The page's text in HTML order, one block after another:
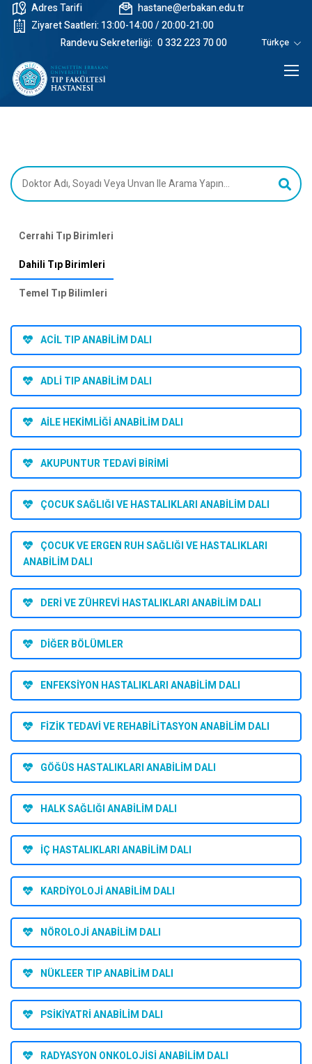
Adres Tarifi
hastane@erbakan.edu.tr
Ziyaret Saatleri: 13:00-14:00 / 20:00-21:00
Randevu Sekreterliği: 0 332 223 70 00 Türkçe
Cerrahi Tıp Birimleri
Dahili Tıp Birimleri
Temel Tıp Bilimleri
ACİL TIP ANABİLİM DALI
ADLİ TIP ANABİLİM DALI
AİLE HEKİMLİĞİ ANABİLİM DALI
AKUPUNTUR TEDAVİ BİRİMİ
ÇOCUK SAĞLIĞI VE HASTALIKLARI ANABİLİM DALI
ÇOCUK VE ERGEN RUH SAĞLIĞI VE HASTALIKLARI
ANABİLİM DALI
DERİ VE ZÜHREVİ HASTALIKLARI ANABİLİM DALI
DİĞER BÖLÜMLER
ENFEKSİYON HASTALIKLARI ANABİLİM DALI
FİZİK TEDAVİ VE REHABİLİTASYON ANABİLİM DALI
GÖĞÜS HASTALIKLARI ANABİLİM DALI
HALK SAĞLIĞI ANABİLİM DALI
İÇ HASTALIKLARI ANABİLİM DALI
KARDİYOLOJİ ANABİLİM DALI
NÖROLOJİ ANABİLİM DALI
NÜKLEER TIP ANABİLİM DALI
PSİKİYATRİ ANABİLİM DALI
RADYASYON ONKOLOJİSİ ANABİLİM DALI